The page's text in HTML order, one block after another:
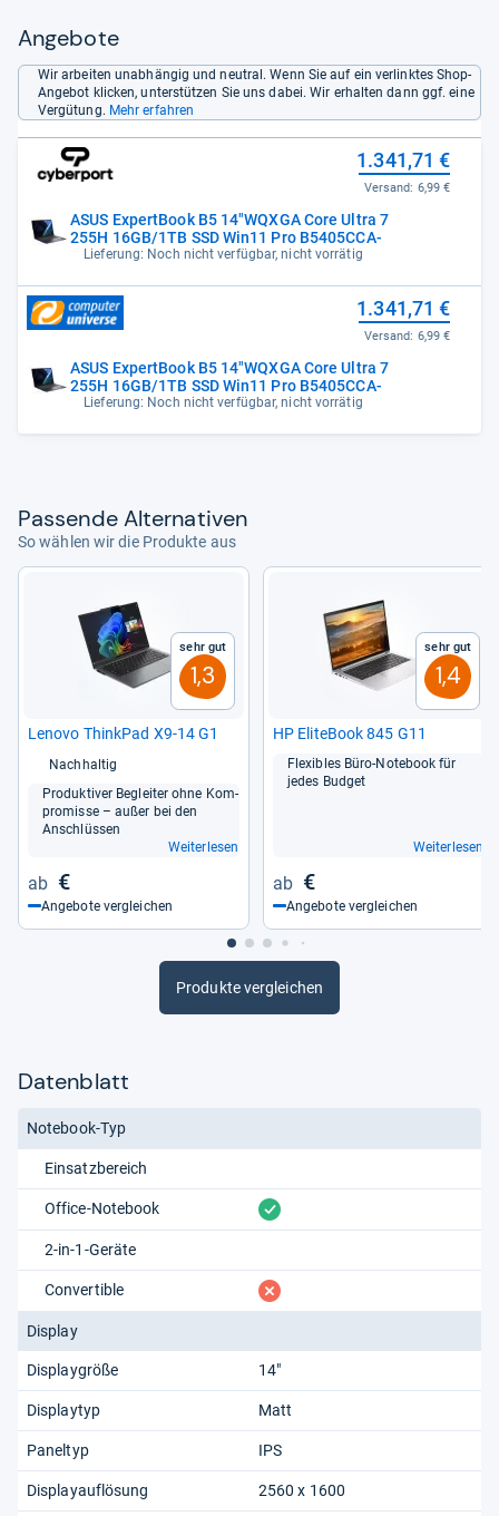
Angebote
Wir arbeiten unabhängig und neutral. Wenn Sie auf ein verlinktes Shop-
Angebot klicken, unterstützen Sie uns dabei. Wir erhalten dann ggf. eine
Vergütung. Mehr erfahren
ASUS ExpertBook B5 14"WQXGA Core Ultra 7
255H 16GB/1TB SSD Win11 Pro B5405CCA-
Lieferung: Noch nicht verfügbar, nicht vorrätig
1.341,71 €
Versand: 6,99 €
ASUS ExpertBook B5 14"WQXGA Core Ultra 7
255H 16GB/1TB SSD Win11 Pro B5405CCA-
Lieferung: Noch nicht verfügbar, nicht vorrätig
1.341,71 €
Versand: 6,99 €
Pas­sende Alter­na­ti­ven
So wählen wir die Produkte aus
Sehr gut
1,3
Lenovo Think­Pad X9-​14 G1
Nachhaltig
Pro­duk­ti­ver Beglei­ter ohne Kom­
pro­misse – außer bei den
Anschlüs­sen
Weiterlesen
€
Angebote vergleichen
Sehr gut
1,4
HP Eli­te­Book 845 G11
Fle­xibles Büro-​Note­book für
jedes Bud­get
Weiterlesen
€
Angebote vergleichen
Produkte vergleichen
Datenblatt
Notebook-Typ
Einsatzbereich
Office-Notebook vorhanden
2-in-1-Geräte
Convertible fehlt
Display
Displaygröße 14"
Displaytyp Matt
Paneltyp IPS
Displayauflösung 2560 x 1600